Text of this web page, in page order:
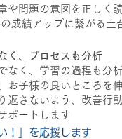
や問題の意図を正しく
成績アップに繋がる土
く、プロセスも分析
なく、学習の過程も分
お子様の良いところを伸
返さないよう、改善行動
ポートします
！」を応援します